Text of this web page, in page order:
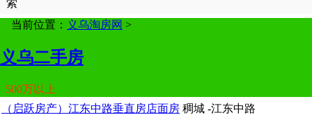
当前位置： 义乌淘房网 >
义乌二手房
500万以上
（启跃房产）江东中路垂直房店面房 稠城 -江东中路